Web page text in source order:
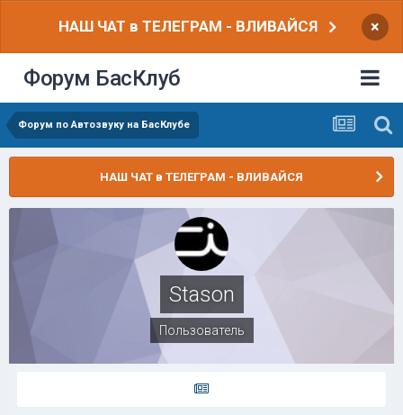
НАШ ЧАТ в ТЕЛЕГРАМ - ВЛИВАЙСЯ ×
Форум БасКлуб
Форум по Автозвуку на БасКлубе
НАШ ЧАТ в ТЕЛЕГРАМ - ВЛИВАЙСЯ
Stason
Пользователь